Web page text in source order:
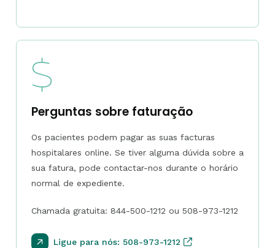
Perguntas sobre faturação
Os pacientes podem pagar as suas facturas
hospitalares online. Se tiver alguma dúvida sobre a
sua fatura, pode contactar-nos durante o horário
normal de expediente.
Chamada gratuita: 844-500-1212 ou 508-973-1212
Ligue para nós: 508-973-1212